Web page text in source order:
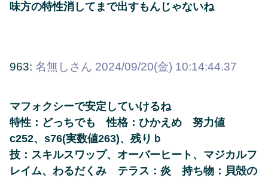
味方の特性消してまで出すもんじゃないね
963: 名無しさん 2024/09/20(金) 10:14:44.37
マフォクシーで安定していけるね
特性：どっちでも 性格：ひかえめ 努力値
c252、s76(実数値263)、残りｂ
技：スキルスワップ、オーバーヒート、マジカルフ
レイム、わるだくみ テラス：炎 持ち物：貝殻の